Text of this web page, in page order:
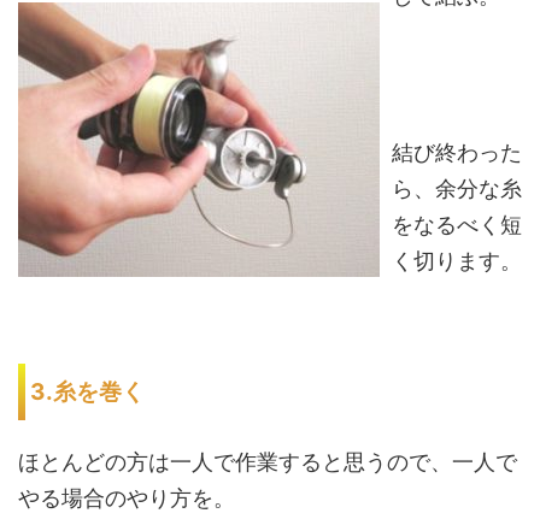
結び終わった
ら、余分な糸
をなるべく短
く切ります。
3.糸を巻く
ほとんどの方は一人で作業すると思うので、一人で
やる場合のやり方を。